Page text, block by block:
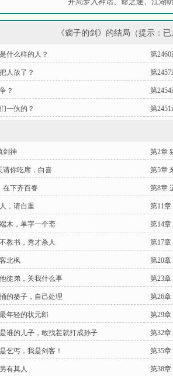
《瘸子的剑》的结局（提示：
什么样的人？ 第
人放了？ 第
？ 第2454
一伙的？ 第
剑神 第2章
请你吃席，白喜 第5章
在下齐百春 第8章
，请自重 第11
木，单字一个斋 第14
教书，秀才杀人 第17
北枫 第20章
徒弟，关我什么事 第23
的篓子，自己处理 第26
年轻的状元郎 第29
谁的儿子，敢找茬就打成孙子 第32章
乞丐，我是剑客！ 第35章
有其人 第38